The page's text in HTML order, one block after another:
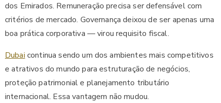
dos Emirados. Remuneração precisa ser defensável com
critérios de mercado. Governança deixou de ser apenas uma
boa prática corporativa — virou requisito fiscal.
Dubaicontinua sendo um dos ambientes mais competitivos
e atrativos do mundo para estruturação de negócios,
proteção patrimonial e planejamento tributário
internacional. Essa vantagem não mudou.